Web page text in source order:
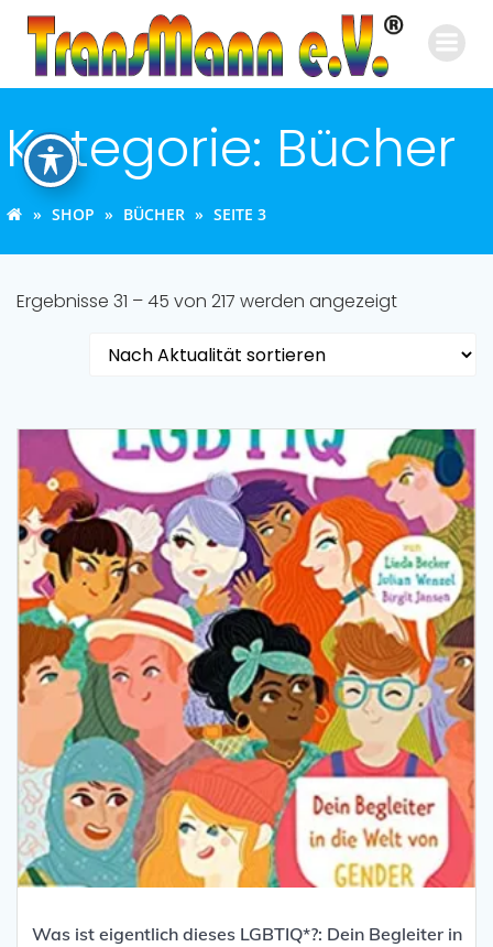
Inhalt
springen
Kategorie: Bücher
SHOP BÜCHER SEITE 3
Ergebnisse 31 – 45 von 217 werden angezeigtNach
Was ist eigentlich dieses LGBTIQ*?: Dein Begleiter in